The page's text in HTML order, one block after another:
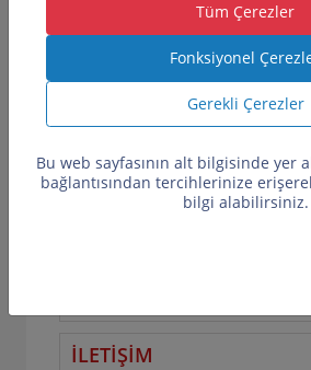
HAVA İKMAL TESİSLERİ
TEKNİK BAKIM HİZMETLERİ
ULUSLARARASI TEKNİK
İNSAN KAYNAKLARI
İLETİŞİM
Tüm Çerezler
Fonksiyonel
Gerekli Çerezler
Bu web sayfasının alt bilgisinde yer
bağlantısından tercihlerinize
bilgi alabilirsiniz.